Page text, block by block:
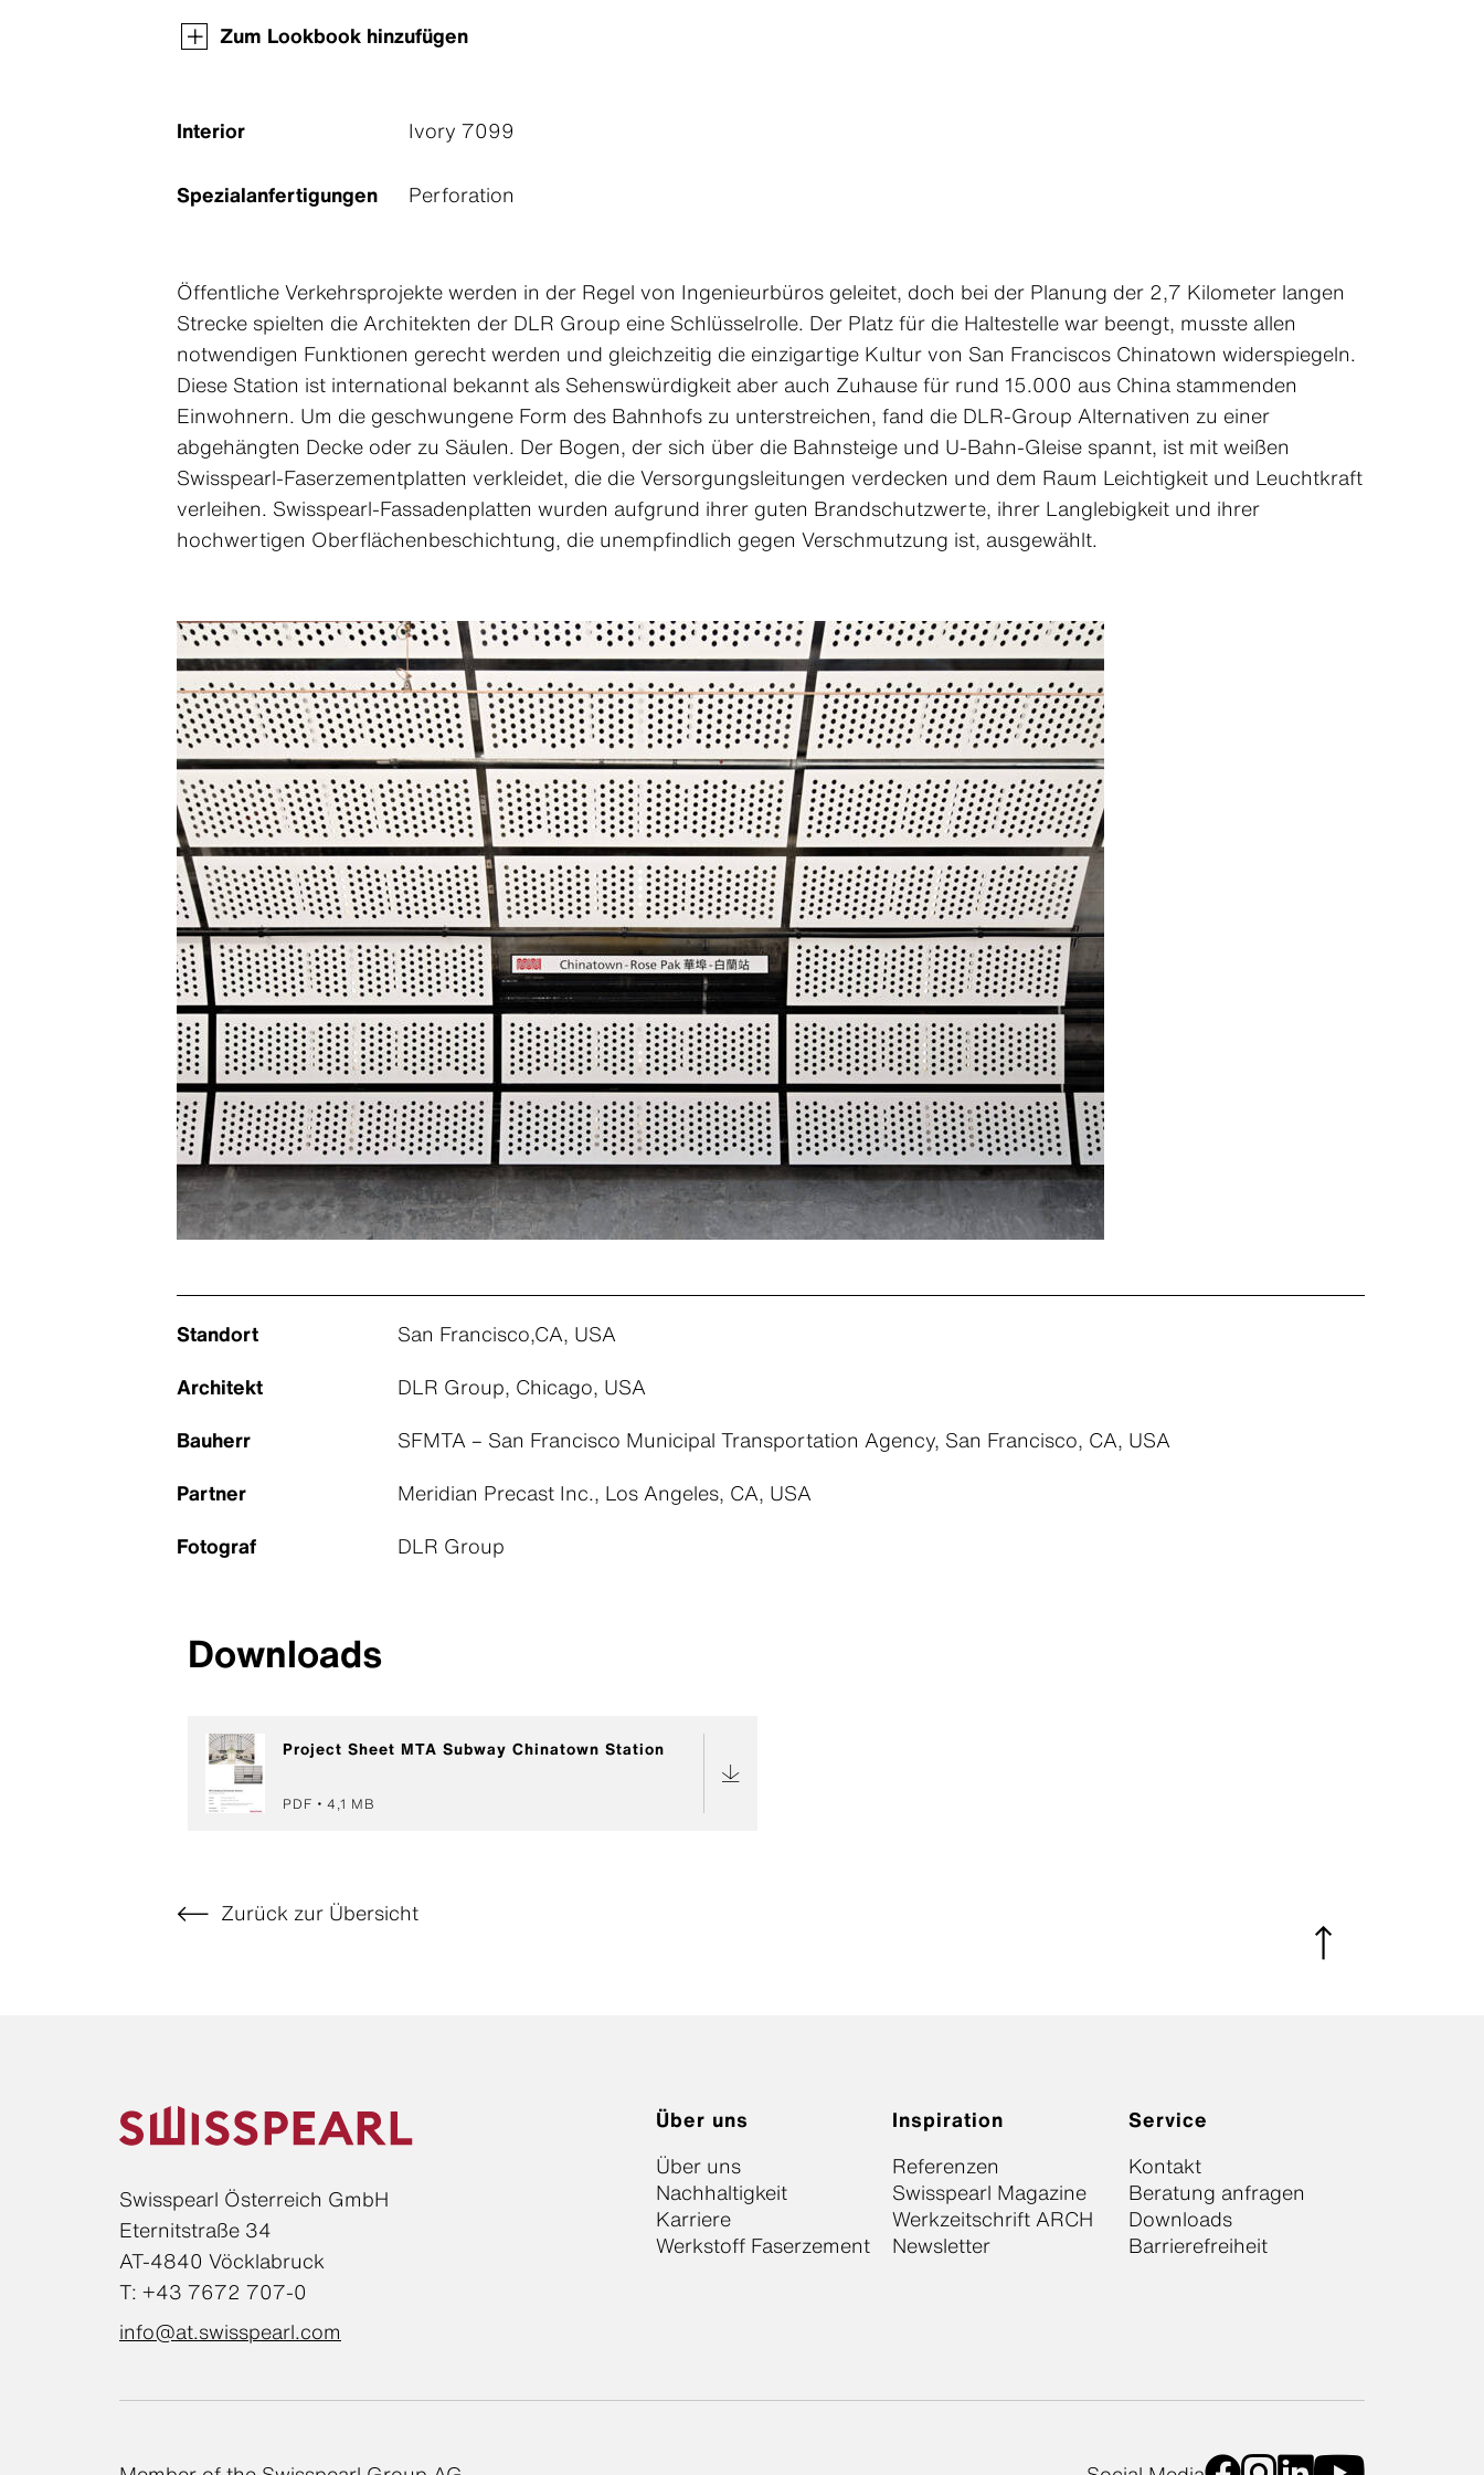
Zum Lookbook hinzufügen
Interior Ivory 7099
Spezialanfertigungen Perforation
Öffentliche Verkehrsprojekte werden in der Regel von Ingenieurbüros geleitet, doch bei der Planung der 2,7 Kilometer langen
Strecke spielten die Architekten der DLR Group eine Schlüsselrolle. Der Platz für die Haltestelle war beengt, musste allen
notwendigen Funktionen gerecht werden und gleichzeitig die einzigartige Kultur von San Franciscos Chinatown widerspiegeln.
Diese Station ist international bekannt als Sehenswürdigkeit aber auch Zuhause für rund 15.000 aus China stammenden
Einwohnern. Um die geschwungene Form des Bahnhofs zu unterstreichen, fand die DLR-Group Alternativen zu einer
abgehängten Decke oder zu Säulen. Der Bogen, der sich über die Bahnsteige und U-Bahn-Gleise spannt, ist mit weißen
Swisspearl-Faserzementplatten verkleidet, die die Versorgungsleitungen verdecken und dem Raum Leichtigkeit und Leuchtkraft
verleihen. Swisspearl-Fassadenplatten wurden aufgrund ihrer guten Brandschutzwerte, ihrer Langlebigkeit und ihrer
hochwertigen Oberflächenbeschichtung, die unempfindlich gegen Verschmutzung ist, ausgewählt.
Standort
San Francisco,CA, USA
Architekt
DLR Group, Chicago, USA
Bauherr
SFMTA – San Francisco Municipal Transportation Agency, San Francisco, CA, USA
Partner
Meridian Precast Inc., Los Angeles, CA, USA
Fotograf
DLR Group
Downloads
Project Sheet MTA Subway Chinatown Station
PDF 4,1 MB
Zurück zur Übersicht
Swisspearl Österreich GmbH
Eternitstraße 34
AT-4840 Vöcklabruck
T: +43 7672 707-0
info@at.swisspearl.com
Über uns
Über uns
Nachhaltigkeit
Karriere
Werkstoff Faserzement
Inspiration
Referenzen
Swisspearl Magazine
Werkzeitschrift ARCH
Newsletter
Service
Kontakt
Beratung anfragen
Downloads
Barrierefreiheit